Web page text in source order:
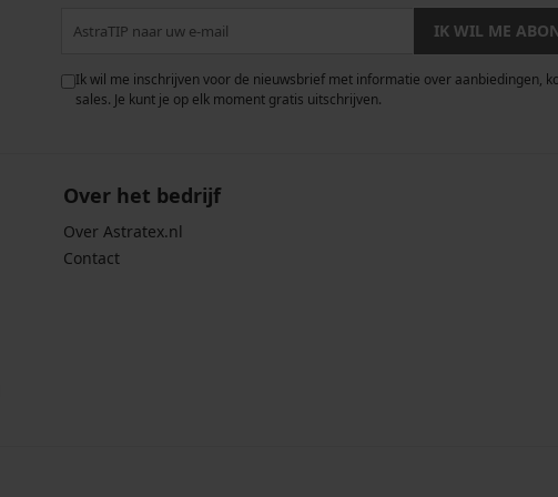
IK WIL ME
Ik wil me inschrijven voor de nieuwsbrief met informatie over aanbiedingen,
sales. Je kunt je op elk moment gratis uitschrijven.
Over het bedrijf
Over Astratex.nl
Contact